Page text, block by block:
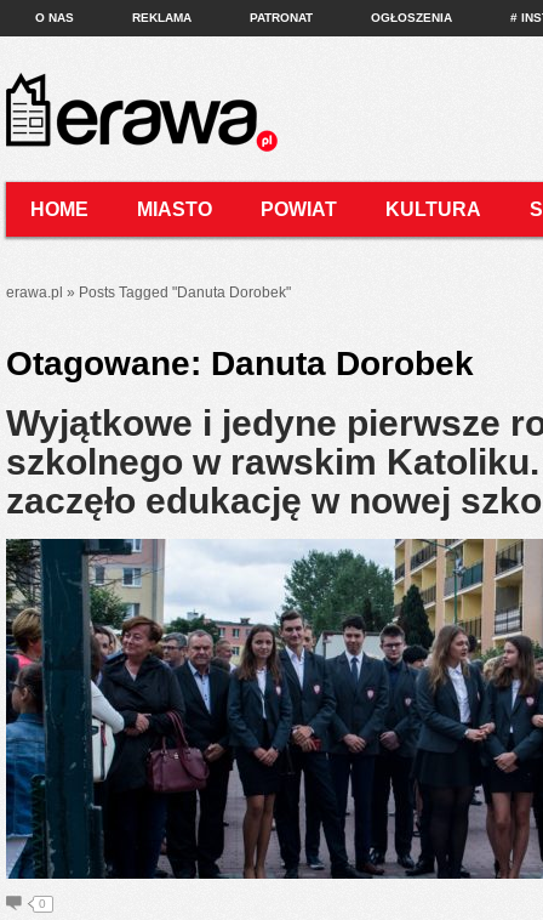
O NAS REKLAMA PATRONAT OGŁOSZENIA #
HOME MIASTO POWIAT KULTURA
erawa.pl » Posts Tagged "Danuta Dorobek"
Otagowane: Danuta Dorobek
Wyjątkowe i jedyne pierwsze
szkolnego w rawskim
zaczęło edukację w nowej
0